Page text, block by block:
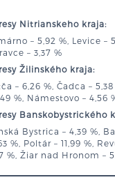
Nitrianskeho kraja:
– 5,92 %, Levice –
– 3,37 %
Žilinského kraja:
– 6,26 %, Čadca –
%, Námestovo – 4,56
Banskobystrického
Bystrica – 4,39 %,
%, Poltár – 11,99 %,
%, Žiar nad Hronom –